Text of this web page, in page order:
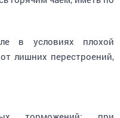
лишних перестроений,